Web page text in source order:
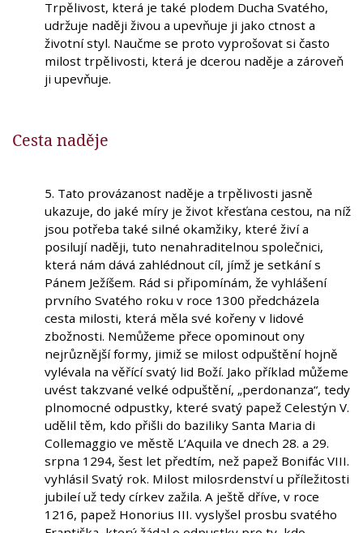
Trpělivost, která je také plodem Ducha Svatého,
udržuje naději živou a upevňuje ji jako ctnost a
životní styl. Naučme se proto vyprošovat si často
milost trpělivosti, která je dcerou naděje a zároveň
ji upevňuje.
Cesta naděje
5. Tato provázanost naděje a trpělivosti jasně
ukazuje, do jaké míry je život křesťana cestou, na níž
jsou potřeba také silné okamžiky, které živí a
posilují naději, tuto nenahraditelnou společnici,
která nám dává zahlédnout cíl, jímž je setkání s
Pánem Ježíšem. Rád si připomínám, že vyhlášení
prvního Svatého roku v roce 1300 předcházela
cesta milosti, která měla své kořeny v lidové
zbožnosti. Nemůžeme přece opominout ony
nejrůznější formy, jimiž se milost odpuštění hojně
vylévala na věřící svatý lid Boží. Jako příklad můžeme
uvést takzvané velké odpuštění, „perdonanza“, tedy
plnomocné odpustky, které svatý papež Celestýn V.
udělil těm, kdo přišli do baziliky Santa Maria di
Collemaggio ve městě L’Aquila ve dnech 28. a 29.
srpna 1294, šest let předtím, než papež Bonifác VIII.
vyhlásil Svatý rok. Milost milosrdenství u příležitosti
jubileí už tedy církev zažila. A ještě dříve, v roce
1216, papež Honorius III. vyslyšel prosbu svatého